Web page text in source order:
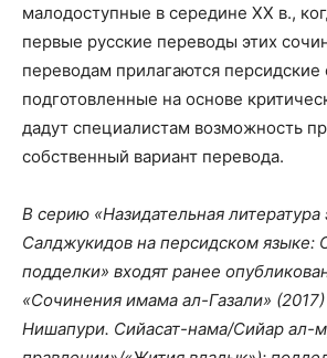
малодоступные в середине XX в.,
первые русские переводы этих
переводам прилагаются персидские
подготовленные на основе
дадут специалистам возможность
собственный вариант перевода.
В серию «Назидательная литература
Салджукидов на персидском языке:
подделки» входят ранее
«Сочинения имама ал-Газали»
Нишапури. Сийасат-нама/Сийар ал-